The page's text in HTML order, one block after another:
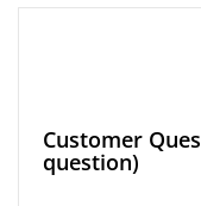
Customer
question)